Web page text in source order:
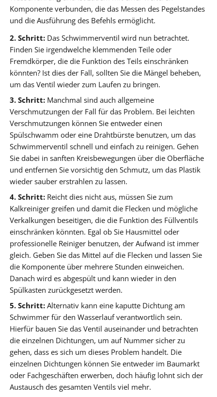
Komponente verbunden, die das Messen des Pegelstandes
und die Ausführung des Befehls ermöglicht.
2. Schritt: Das Schwimmerventil wird nun betrachtet.
Finden Sie irgendwelche klemmenden Teile oder
Fremdkörper, die die Funktion des Teils einschränken
könnten? Ist dies der Fall, sollten Sie die Mängel beheben,
um das Ventil wieder zum Laufen zu bringen.
3. Schritt: Manchmal sind auch allgemeine
Verschmutzungen der Fall für das Problem. Bei leichten
Verschmutzungen können Sie entweder einen
Spülschwamm oder eine Drahtbürste benutzen, um das
Schwimmerventil schnell und einfach zu reinigen. Gehen
Sie dabei in sanften Kreisbewegungen über die Oberfläche
und entfernen Sie vorsichtig den Schmutz, um das Plastik
wieder sauber erstrahlen zu lassen.
4. Schritt: Reicht dies nicht aus, müssen Sie zum
Kalkreiniger greifen und damit die Flecken und mögliche
Verkalkungen beseitigen, die die Funktion des Füllventils
einschränken könnten. Egal ob Sie Hausmittel oder
professionelle Reiniger benutzen, der Aufwand ist immer
gleich. Geben Sie das Mittel auf die Flecken und lassen Sie
die Komponente über mehrere Stunden einweichen.
Danach wird es abgespült und kann wieder in den
Spülkasten zurückgesetzt werden.
5. Schritt: Alternativ kann eine kaputte Dichtung am
Schwimmer für den Wasserlauf verantwortlich sein.
Hierfür bauen Sie das Ventil auseinander und betrachten
die einzelnen Dichtungen, um auf Nummer sicher zu
gehen, dass es sich um dieses Problem handelt. Die
einzelnen Dichtungen können Sie entweder im Baumarkt
oder Fachgeschäften erwerben, doch häufig lohnt sich der
Austausch des gesamten Ventils viel mehr.